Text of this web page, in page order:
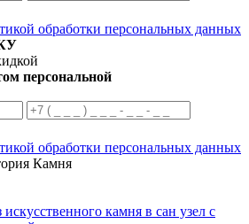
обработки персональных данных
персональной
обработки персональных данных
Камня
камня в сан узел с